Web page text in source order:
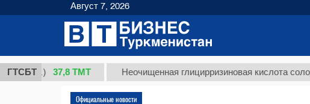
ГТСБТ
37,8 ТМТ Неочищенная глицирризиновая кислота солодкового
Официальные новости
Август 7, 2026